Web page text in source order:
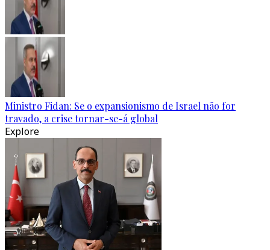
Ministro Fidan: Se o expansionismo de Israel não for
travado, a crise tornar-se-á global
Explore